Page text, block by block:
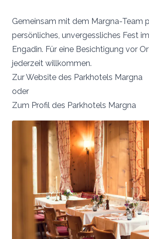
Gemeinsam mit dem Margna-Team
persönliches, unvergessliches Fest
Engadin. Für eine Besichtigung vor
jederzeit willkommen.
Zur Website des Parkhotels Margna
oder
Zum Profil des Parkhotels Margna